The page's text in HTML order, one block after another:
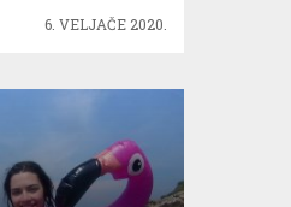
6. VELJAČE 2020.